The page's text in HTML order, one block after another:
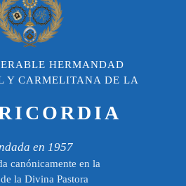
HERMANDAD
Y CARMELITANA DE LA
en 1957
canónicamente en la
la Divina Pastora